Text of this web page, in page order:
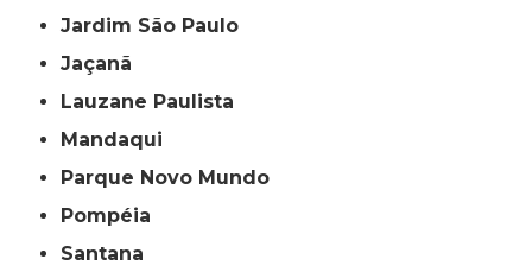
Jardim São Paulo
Jaçanã
Lauzane Paulista
Mandaqui
Parque Novo Mundo
Pompéia
Santana